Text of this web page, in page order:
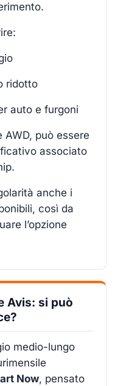
ridotto
auto e furgoni
può essere
associato
anche i
così da
l’opzione
Avis: si può
medio-lungo
Now, pensato